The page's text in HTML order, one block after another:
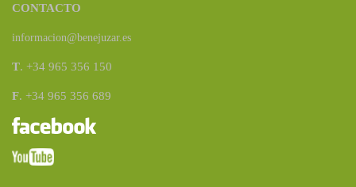
CONTACTO
informacion@benejuzar.es
T. +34 965 356 150
F. +34 965 356 689